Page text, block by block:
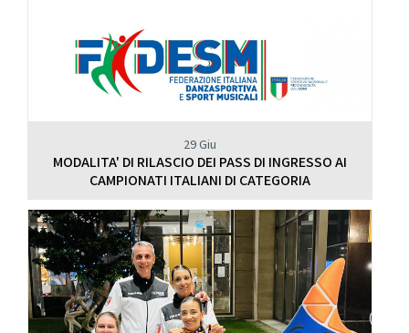
29 Giu
MODALITA' DI RILASCIO DEI PASS DI INGRESSO AI
CAMPIONATI ITALIANI DI CATEGORIA